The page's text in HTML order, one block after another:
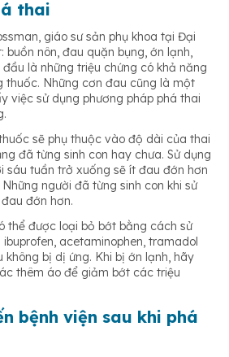
thai
giáo sư sản phụ khoa tại Đại
buồn nôn, đau quặn bụng, ớn lạnh,
là những triệu chứng có khả năng
thuốc. Những cơn đau cũng là một
việc sử dụng phương pháp phá thai
sẽ phụ thuộc vào độ dài của thai
đã từng sinh con hay chưa. Sử dụng
sáu tuần trở xuống sẽ ít đau đớn hơn
người đã từng sinh con khi sử
đớn hơn.
thể được loại bỏ bớt bằng cách sử
acetaminophen, tramadol
không bị dị ứng. Khi bị ớn lạnh, hãy
thêm áo để giảm bớt các triệu
bệnh viện sau khi phá